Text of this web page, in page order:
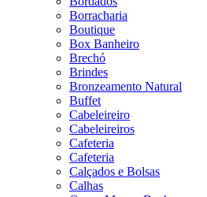
Borracharia
Boutique
Box Banheiro
Brechó
Brindes
Bronzeamento Natural
Buffet
Cabeleireiro
Cabeleireiros
Cafeteria
Cafeteria
Calçados e Bolsas
Calhas